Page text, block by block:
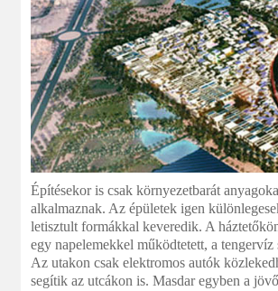
Építésekor is csak környezetbarát
alkalmaznak. Az épületek igen
letisztult formákkal keveredik. A
egy napelemekkel működtetett, a
Az utakon csak elektromos autók
segítik az utcákon is. Masdar egyben a